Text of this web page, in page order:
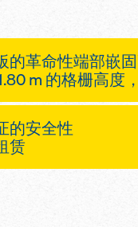
的革命性端部嵌
m 的格栅高度
系统
m 高的全面安全
竖板
的安全性
赁